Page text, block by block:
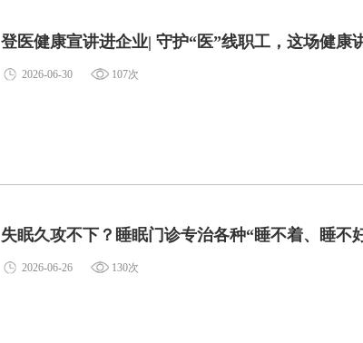
登医健康宣讲进企业| 守护“医”线职工，这场健康
2026-06-30 107次
失眠久攻不下？睡眠门诊专治各种“睡不着、睡不
2026-06-26 130次